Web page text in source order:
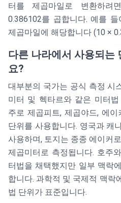
터를 제곱마일로 변환하려
0.386102를 곱합니다. 예를
제곱마일에 해당합니다 (10 ×
다른 나라에서 사용되는
요?
대부분의 국가는 공식 측정 시
미터 및 헥타르와 같은 미터
주로 제곱피트, 제곱야드, 에
단위를 사용합니다. 영국과 캐
사용하며, 토지는 종종 에이커
제곱미터로 측정됩니다. 호주
터법을 채택했지만 일부 맥락
합니다. 과학적 및 국제적 맥락
법 단위가 표준입니다.